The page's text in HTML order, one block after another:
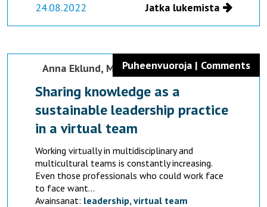
24.08.2022 Jatka lukemista
Puheenvuoroja | Comments
Anna Eklund, Mervi Varhelahti
Sharing knowledge as a
sustainable leadership practice
in a virtual team
Working virtually in multidisciplinary and
multicultural teams is constantly increasing.
Even those professionals who could work face
to face want...
Avainsanat: leadership,virtual team